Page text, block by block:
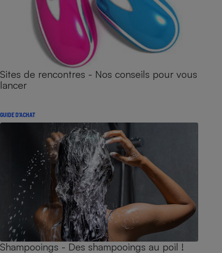
Sites de rencontres - Nos conseils pour vous
lancer
GUIDE D'ACHAT
Shampooings - Des shampooings au poil !